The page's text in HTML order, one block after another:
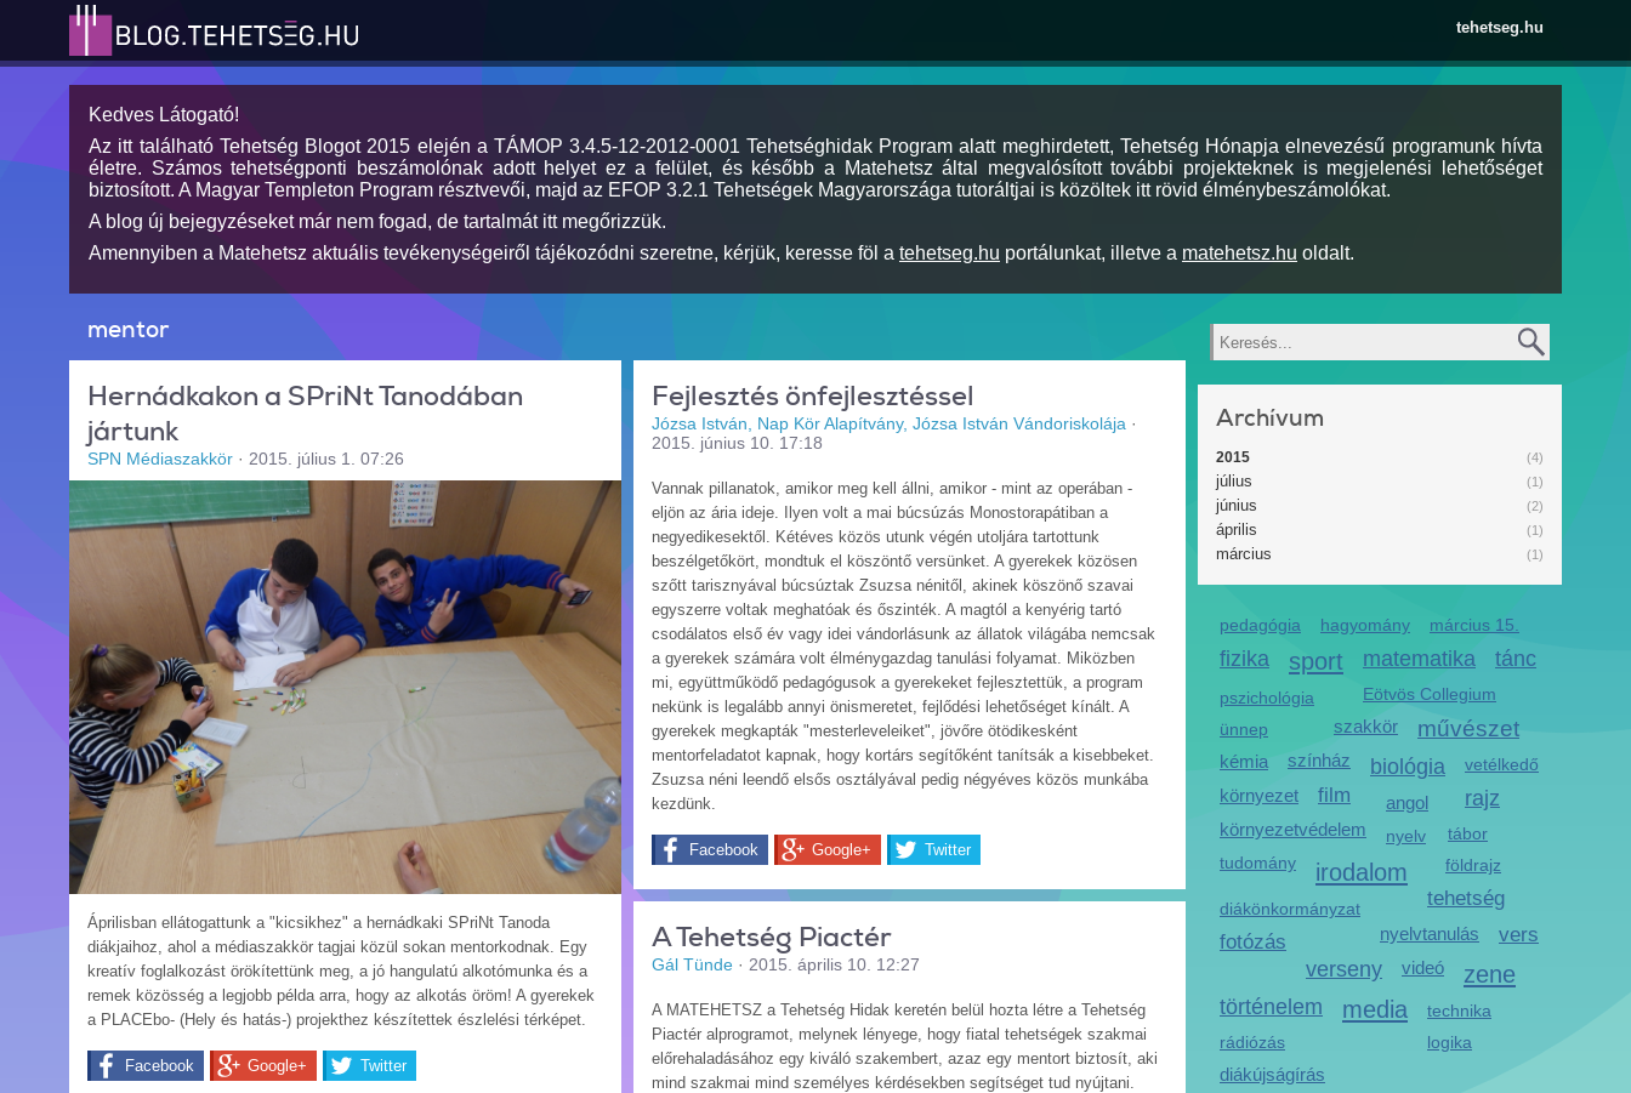
tehetseg.hu
Kedves Látogató!
Az itt található Tehetség Blogot 2015 elején a TÁMOP 3.4.5-12-2012-0001 Tehetséghidak Program alatt meghirdetett, Tehetség Hónapja elnevezésű programunk hívta
életre. Számos tehetségponti beszámolónak adott helyet ez a felület, és később a Matehetsz által megvalósított további projekteknek is megjelenési lehetőséget
biztosított. A Magyar Templeton Program résztvevői, majd az EFOP 3.2.1 Tehetségek Magyarországa tutoráltjai is közöltek itt rövid élménybeszámolókat.
A blog új bejegyzéseket már nem fogad, de tartalmát itt megőrizzük.
Amennyiben a Matehetsz aktuális tevékenységeiről tájékozódni szeretne, kérjük, keresse föl a tehetseg.hu portálunkat, illetve a matehetsz.hu oldalt.
mentor
Hernádkakon a SPriNt Tanodában
jártunk
SPN Médiaszakkör · 2015. július 1. 07:26
Áprilisban ellátogattunk a "kicsikhez" a hernádkaki SPriNt Tanoda
diákjaihoz, ahol a médiaszakkör tagjai közül sokan mentorkodnak. Egy
kreatív foglalkozást örökítettünk meg, a jó hangulatú alkotómunka és a
remek közösség a legjobb példa arra, hogy az alkotás öröm! A gyerekek
a PLACEbo- (Hely és hatás-) projekthez készítettek észlelési térképet.
Facebook Google+ Twitter
Fejlesztés önfejlesztéssel
Józsa István, Nap Kör Alapítvány, Józsa István Vándoriskolája ·
2015. június 10. 17:18
Vannak pillanatok, amikor meg kell állni, amikor - mint az operában -
eljön az ária ideje. Ilyen volt a mai búcsúzás Monostorapátiban a
negyedikesektől. Kétéves közös utunk végén utoljára tartottunk
beszélgetőkört, mondtuk el köszöntő versünket. A gyerekek közösen
szőtt tarisznyával búcsúztak Zsuzsa nénitől, akinek köszönő szavai
egyszerre voltak meghatóak és őszinték. A magtól a kenyérig tartó
csodálatos első év vagy idei vándorlásunk az állatok világába nemcsak
a gyerekek számára volt élménygazdag tanulási folyamat. Miközben
mi, együttműködő pedagógusok a gyerekeket fejlesztettük, a program
nekünk is legalább annyi önismeretet, fejlődési lehetőséget kínált. A
gyerekek megkapták "mesterleveleiket", jövőre ötödikesként
mentorfeladatot kapnak, hogy kortárs segítőként tanítsák a kisebbeket.
Zsuzsa néni leendő elsős osztályával pedig négyéves közös munkába
kezdünk.
Facebook Google+ Twitter
A Tehetség Piactér
Gál Tünde · 2015. április 10. 12:27
A MATEHETSZ a Tehetség Hidak keretén belül hozta létre a Tehetség
Piactér alprogramot, melynek lényege, hogy fiatal tehetségek szakmai
előrehaladásához egy kiváló szakembert, azaz egy mentort biztosít, aki
mind szakmai mind személyes kérdésekben segítséget tud nyújtani.
Keresés
Archívum
(4)
2015
(1)
július
(2)
június
(1)
április
(1)
március
pedagógia hagyomány március 15.
fizika sport matematika
Eötvös Collegium
pszichológia
szakkör művészet
tánc
ünnep
színház
kémia biológia
környezet
vetélkedő
rajz
környezetvédelem
angol
tábor
tudomány
nyelv
földrajz
irodalom
diákönkormányzat
film
tehetség
nyelvtanulás vers
fotózás
verseny videó zene
történelem media
technika
rádiózás
logika
diákújságírás